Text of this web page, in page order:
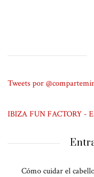
Tweets por
IBIZA FUN FACTORY -
Cómo cuidar el